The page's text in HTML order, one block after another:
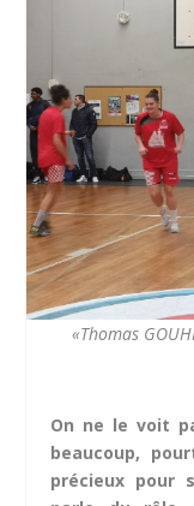
«Thomas
On ne le voit
beaucoup,
précieux pour